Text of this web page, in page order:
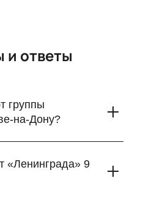
и ответы
группы
на-Дону?
шоу с любимыми хитами,
«Ленинграда» 9